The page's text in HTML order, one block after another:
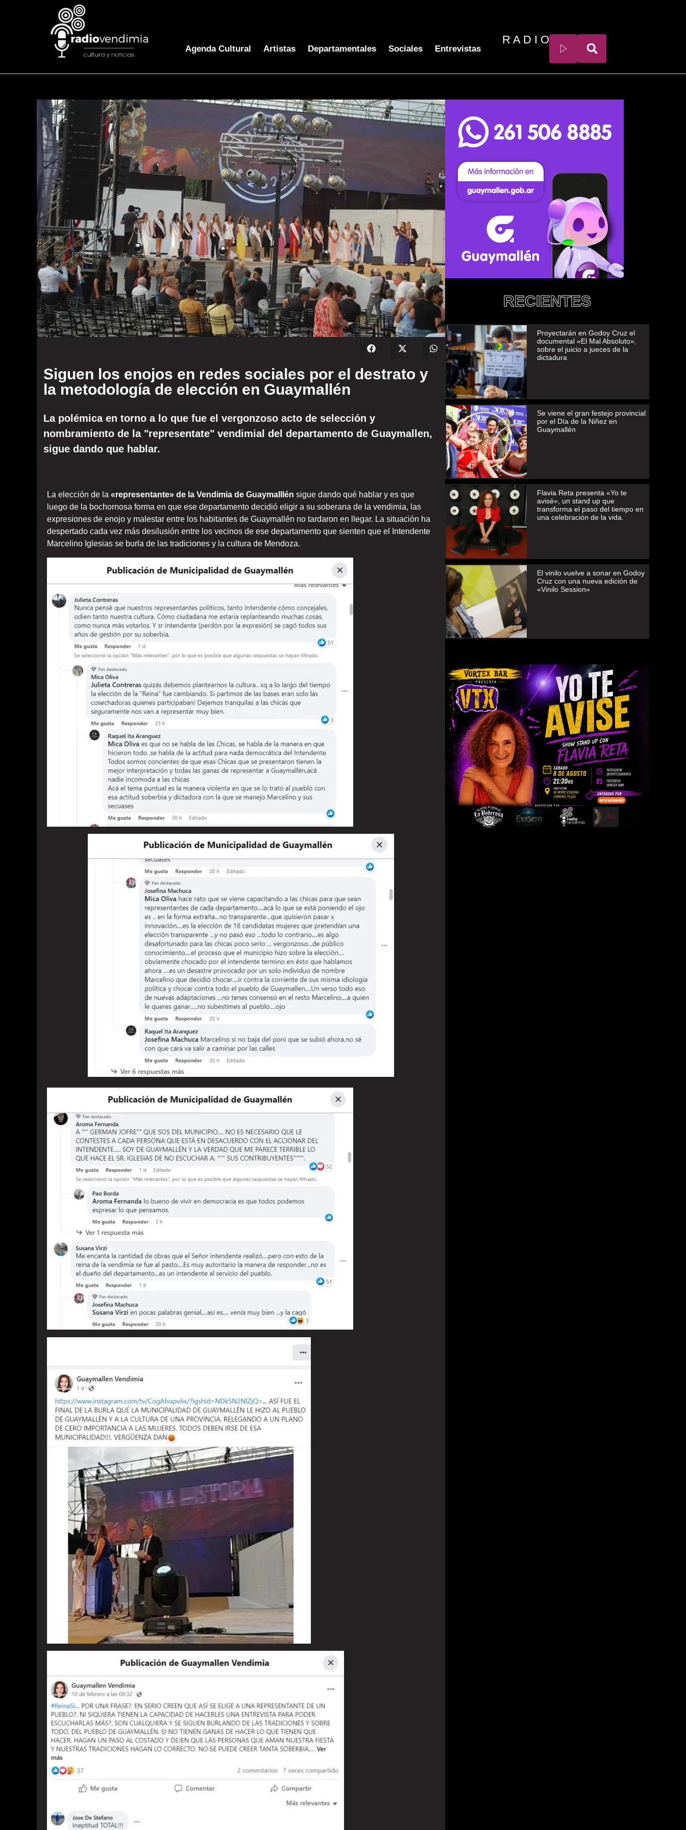
Agenda Cultural Artistas Departamentales Sociales Entrevistas
R A D I O
Siguen los enojos en redes sociales por el destrato y
la metodología de elección en Guaymallén
La polémica en torno a lo que fue el vergonzoso acto de selección y
nombramiento de la "representate" vendimial del departamento de Guaymallen,
sigue dando que hablar.
La elección de la «representante» de la Vendimia de Guaymalllén sigue dando qué hablar y es que
luego de la bochornosa forma en que ese departamento decidió eligir a su soberana de la vendimia, las
expresiones de enojo y malestar entre los habitantes de Guaymallén no tardaron en llegar. La situación ha
despertado cada vez más desilusión entre los vecinos de ese departamento que sienten que el Intendente
Marcelino Iglesias se burla de las tradiciones y la cultura de Mendoza.
RECIENTES
Proyectarán en Godoy Cruz el
documental «El Mal Absoluto»,
sobre el juicio a jueces de la
dictadura
Se viene el gran festejo provincial
por el Día de la Niñez en
Guaymallén
Flavia Reta presenta «Yo te
avisé», un stand up que
transforma el paso del tiempo en
una celebración de la vida.
El vinilo vuelve a sonar en Godoy
Cruz con una nueva edición de
«Vinilo Session»